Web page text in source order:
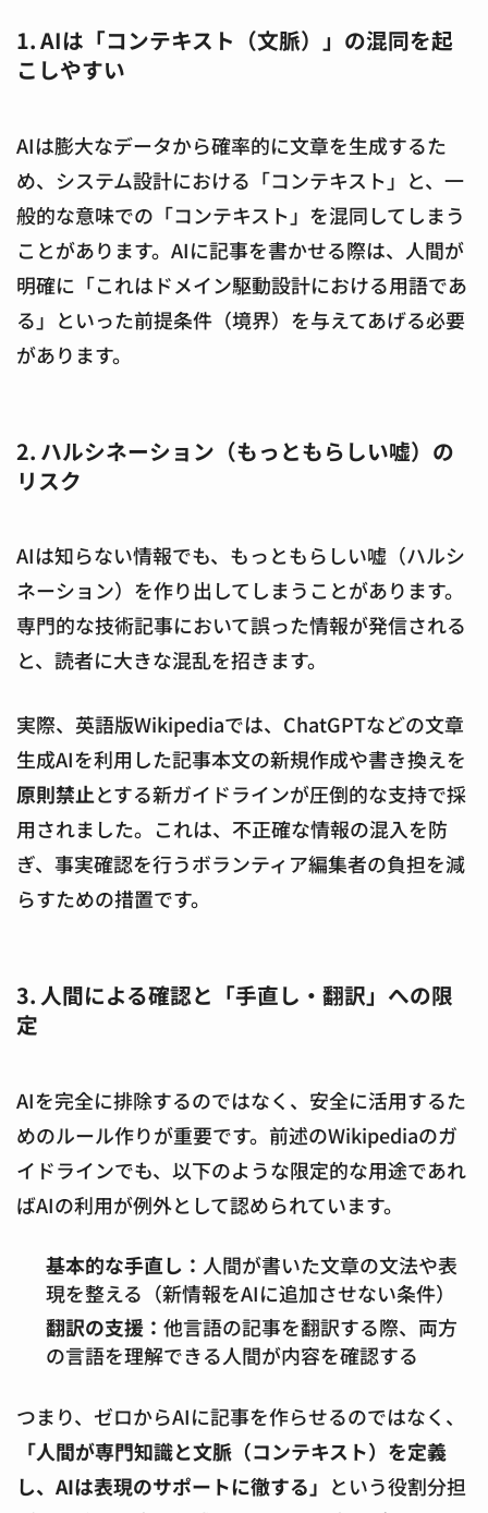
1. AIは「コンテキスト（文脈）」の混同を起
こしやすい
AIは膨大なデータから確率的に文章を生成するた
め、システム設計における「コンテキスト」と、一
般的な意味での「コンテキスト」を混同してしまう
ことがあります。AIに記事を書かせる際は、人間が
明確に「これはドメイン駆動設計における用語であ
る」といった前提条件（境界）を与えてあげる必要
があります。
2. ハルシネーション（もっともらしい嘘）の
リスク
AIは知らない情報でも、もっともらしい嘘（ハルシ
ネーション）を作り出してしまうことがあります。
専門的な技術記事において誤った情報が発信される
と、読者に大きな混乱を招きます。
実際、英語版Wikipediaでは、ChatGPTなどの文章
生成AIを利用した記事本文の新規作成や書き換えを
原則禁止とする新ガイドラインが圧倒的な支持で採
用されました。これは、不正確な情報の混入を防
ぎ、事実確認を行うボランティア編集者の負担を減
らすための措置です。
3. 人間による確認と「手直し・翻訳」への限
定
AIを完全に排除するのではなく、安全に活用するた
めのルール作りが重要です。前述のWikipediaのガ
イドラインでも、以下のような限定的な用途であれ
ばAIの利用が例外として認められています。
基本的な手直し： 人間が書いた文章の文法や表
現を整える（新情報をAIに追加させない条件）
翻訳の支援： 他言語の記事を翻訳する際、両方
の言語を理解できる人間が内容を確認する
つまり、ゼロからAIに記事を作らせるのではなく、
「人間が専門知識と文脈（コンテキスト）を定義
し、AIは表現のサポートに徹する」 という役割分担